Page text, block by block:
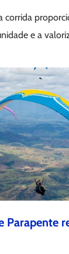
corrida
e a
Parapente